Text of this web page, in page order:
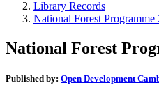
Library Records
National Forest Programme
National Forest
Published by: Open Development